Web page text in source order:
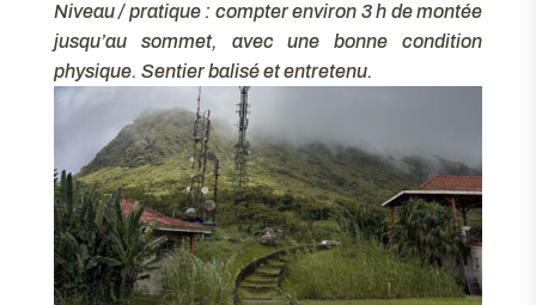
Niveau / pratique : compter environ 3 h de montée
jusqu’au sommet, avec une bonne condition
physique. Sentier balisé et entretenu.